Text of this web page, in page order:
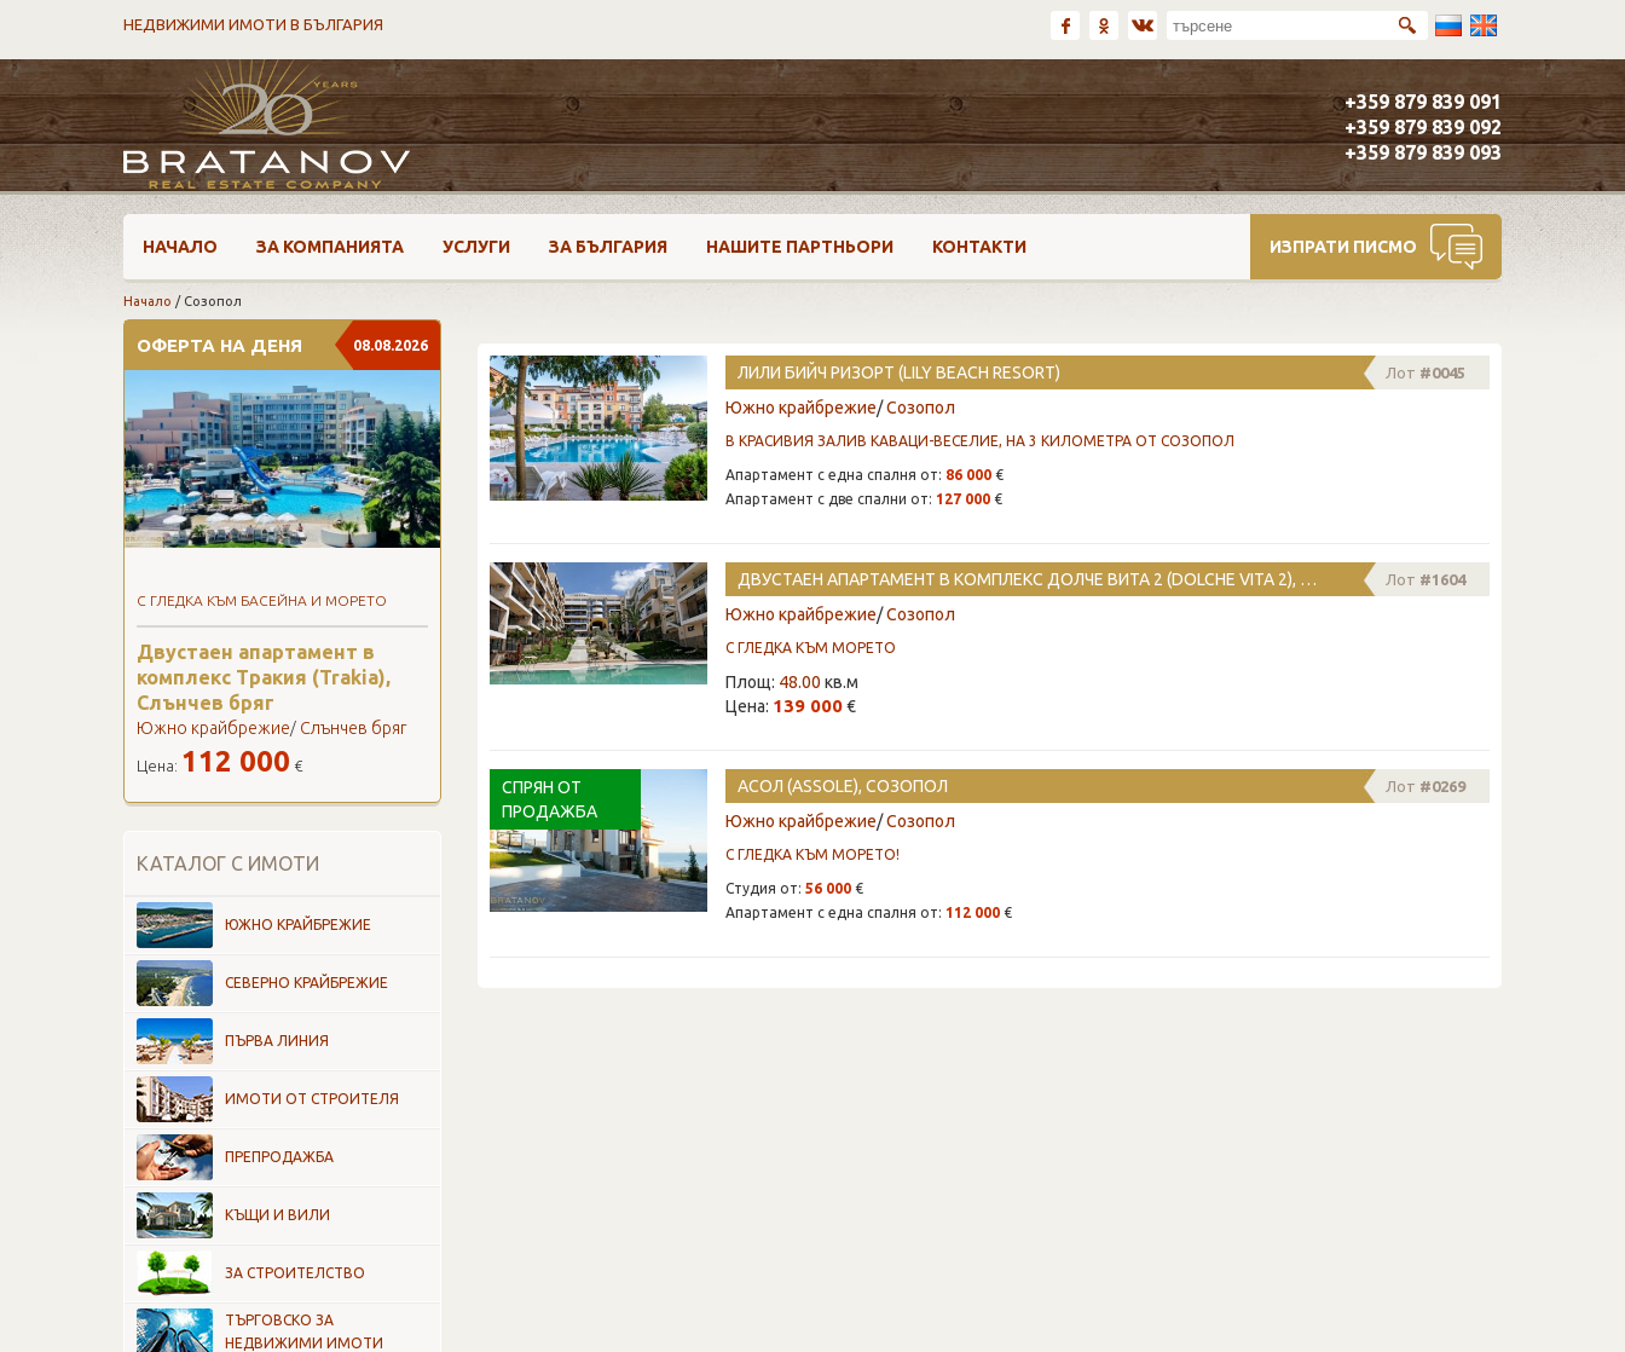
НЕДВИЖИМИ ИМОТИ В БЪЛГАРИЯ
+359 879 839 091
+359 879 839 092
+359 879 839 093
НАЧАЛО ЗА КОМПАНИЯТА УСЛУГИ ЗА БЪЛГАРИЯ НАШИТЕ ПАРТНЬОРИ КОНТАКТИ ИЗПРАТИ ПИСМО
Начало / Созопол
Лот #0045
ЛИЛИ БИЙЧ РИЗОРТ (LILY BEACH RESORT)
Южно крайбрежие/Созопол
В КРАСИВИЯ ЗАЛИВ КАВАЦИ-ВЕСЕЛИЕ, НА 3 КИЛОМЕТРА ОТ СОЗОПОЛ
Апартамент с една спалня от: 86 000€
Апартамент с две спални от: 127 000€
Лот #1604
ДВУСТАЕН АПАРТАМЕНТ В КОМПЛЕКС ДОЛЧЕ ВИТА 2 (DOLCHE VITA 2), СВЕТИ ВЛАС
Южно крайбрежие/Созопол
С ГЛЕДКА КЪМ МОРЕТО
Площ: 48.00 кв.м
Цена: 139 000€
СПРЯН ОТ
ПРОДАЖБА
Лот #0269
АСОЛ (ASSOLE), СОЗОПОЛ
Южно крайбрежие/Созопол
С ГЛЕДКА КЪМ МОРЕТО!
Студия от: 56 000€
Апартамент с една спалня от: 112 000€
ОФЕРТА НА ДЕНЯ 08.08.2026
С ГЛЕДКА КЪМ БАСЕЙНА И МОРЕТО
Двустаен апартамент в
комплекс Тракия (Trakia),
Слънчев бряг
Южно крайбрежие/ Слънчев бряг
Цена: 112 000 €
КАТАЛОГ С ИМОТИ
ЮЖНО КРАЙБРЕЖИЕ
СЕВЕРНО КРАЙБРЕЖИЕ
ПЪРВА ЛИНИЯ
ИМОТИ ОТ СТРОИТЕЛЯ
ПРЕПРОДАЖБА
КЪЩИ И ВИЛИ
ЗА СТРОИТЕЛСТВО
ТЪРГОВСКО ЗА
НЕДВИЖИМИ ИМОТИ